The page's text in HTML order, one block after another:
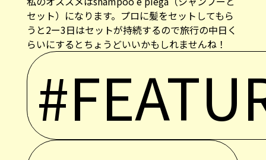
セット）になります。プロに髪をセットしてもら
うと2ー3日はセットが持続するので旅行の中日く
らいにするとちょうどいいかもしれませんね！